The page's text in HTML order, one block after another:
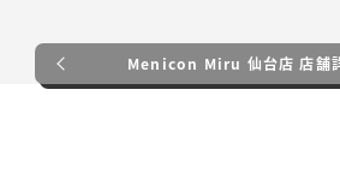
Menicon Miru 仙台店 店舗